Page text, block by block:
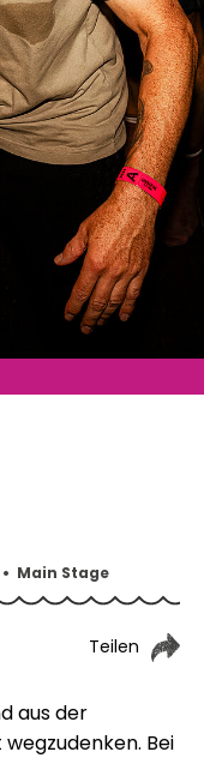
• Main Stage
Teilen
aus der
Bei